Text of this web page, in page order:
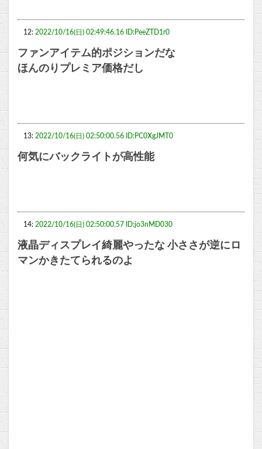
12: 2022/10/16(日) 02:49:46.16 ID:PeeZTD1r0
ファンアイテム的ポジションだな
ほんのりプレミア価格だし
13: 2022/10/16(日) 02:50:00.56 ID:PC0XgJMT0
何気にバックライトが高性能
14: 2022/10/16(日) 02:50:00.57 ID:jo3nMD030
液晶ディスプレイ綺麗やったな 小ささが逆にロ
マンかきたてられるのよ